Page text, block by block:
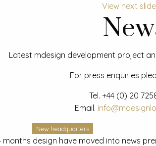
View next slide
Latest mdesign development project
For press enquiries
Tel. +44 (0) 20
Email.
New headquarters
design have moved into news